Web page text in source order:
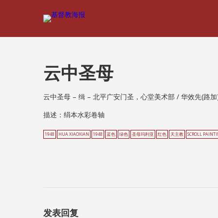
云中圣母
云中圣母 – 缉 – 北平广安门圣，心堂美术部 / 华效先(路
描述：绢本水彩卷轴
1948 HUA XIAOXIAN 1948 蓝色 绿色 圣母玛利亚 红色 天主教 SCROLL
发表回复